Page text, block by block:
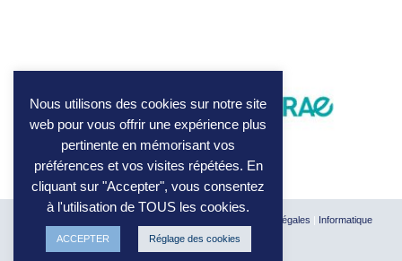
Crédits et mentions légales | Informatique
et Libertés
Nous utilisons des cookies sur notre site
web pour vous offrir une expérience plus
pertinente en mémorisant vos
préférences et vos visites répétées. En
cliquant sur "Accepter", vous consentez
à l'utilisation de TOUS les cookies.
ACCEPTER Réglage des cookies